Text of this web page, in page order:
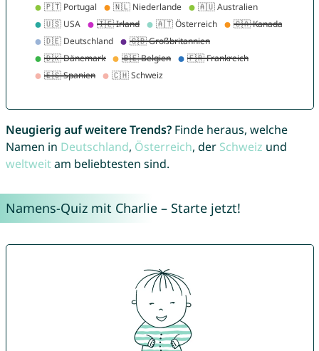
Neugierig auf weitere Trends?Finde heraus, welche
Namen in Deutschland, Österreich, der Schweiz und
weltweitam beliebtesten sind.
Namens-Quiz mit Charlie – Starte jetzt!